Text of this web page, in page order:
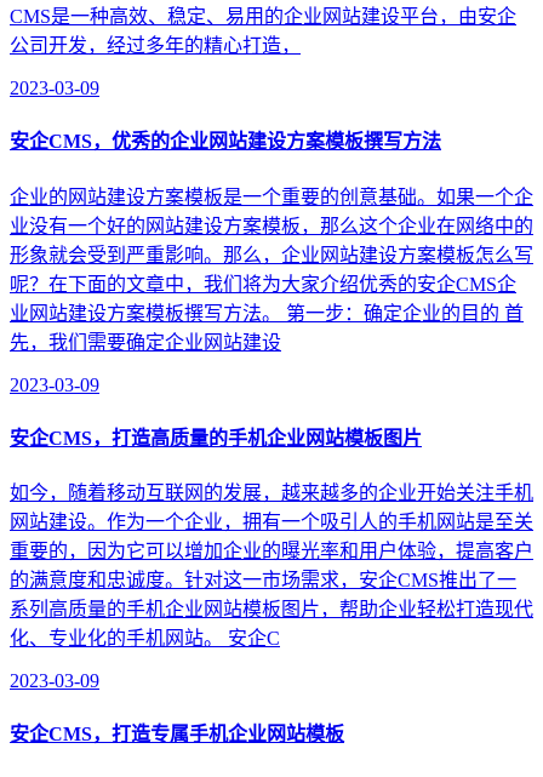
CMS是一种高效、稳定、易用的企业网站建设平台，由安企
公司开发，经过多年的精心打造，
2023-03-09
安企CMS，优秀的企业网站建设方案模板撰写方法
企业的网站建设方案模板是一个重要的创意基础。如果一个企
业没有一个好的网站建设方案模板，那么这个企业在网络中的
形象就会受到严重影响。那么，企业网站建设方案模板怎么写
呢？在下面的文章中，我们将为大家介绍优秀的安企CMS企
业网站建设方案模板撰写方法。 第一步：确定企业的目的 首
先，我们需要确定企业网站建设
2023-03-09
安企CMS，打造高质量的手机企业网站模板图片
如今，随着移动互联网的发展，越来越多的企业开始关注手机
网站建设。作为一个企业，拥有一个吸引人的手机网站是至关
重要的，因为它可以增加企业的曝光率和用户体验，提高客户
的满意度和忠诚度。针对这一市场需求，安企CMS推出了一
系列高质量的手机企业网站模板图片，帮助企业轻松打造现代
化、专业化的手机网站。 安企C
2023-03-09
安企CMS，打造专属手机企业网站模板